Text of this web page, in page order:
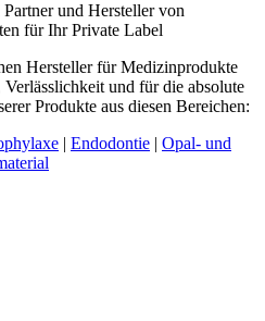
und Hersteller von
für Ihr Private Label
Hersteller für Medizinprodukte
und für die absolute
Produkte aus diesen Bereichen:
| Endodontie | Opal- und